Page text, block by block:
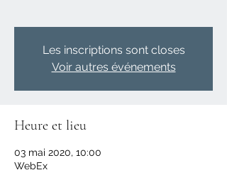
Les inscriptions sont closes
Voir autres événements
Heure et lieu
03 mai 2020, 10:00
WebEx